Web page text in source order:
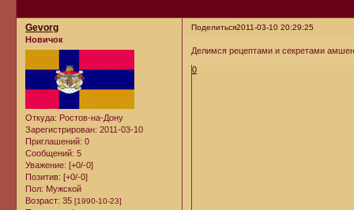
Поделиться2011-03-10 20:29:25
Gevorg
Новичок
Откуда: Ростов-на-Дону
Зарегистрирован: 2011-03-10
Приглашений: 0
Сообщений: 5
Уважение: [+0/-0]
Позитив: [+0/-0]
Пол: Мужской
Возраст: 35 [1990-10-23]
Делимся рецептами и секретами
0